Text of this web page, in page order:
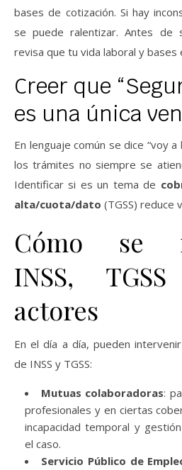
bases de cotización. Si hay
se puede ralentizar. Antes de
revisa que tu vida laboral y bases
Creer que
es una única
En lenguaje común se dice “voy a
los trámites no siempre se
Identificar si es un tema de
alta/cuota/dato (TGSS) reduce
Cómo se
INSS,
actores
En el día a día, pueden
de INSS y TGSS:
Mutuas colaboradoras:
profesionales y en ciertas
incapacidad temporal y
el caso.
Servicio Público de